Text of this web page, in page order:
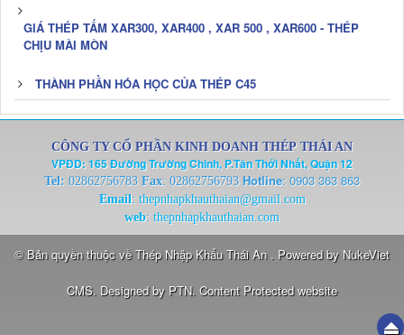
GIÁ THÉP TẤM XAR300, XAR400 , XAR 500 , XAR600 - THÉP
CHỊU MÀI MÒN
THÀNH PHẦN HÓA HỌC CỦA THÉP C45
CÔNG TY CỔ PHẦN KINH DOANH THÉP THÁI AN
VPĐD: 165 Đường Trường Chinh, P.Tân Thới Nhất, Quận 12
Tel: 02862756783 Fax: 02862756793 Hotline: 0903 363 863
Email: thepnhapkhauthaian@gmail.com
web: thepnhapkhauthaian.com
© Bản quyền thuộc vềThép Nhập Khẩu Thái An . Powered by NukeViet
CMS. Designed by PTN. Content Protected website